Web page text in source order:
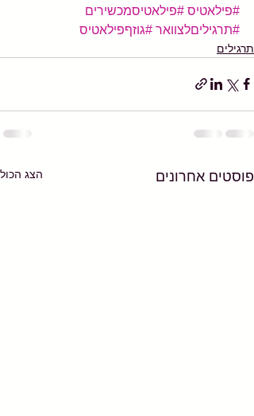
#פילאטיס #פילאטיסמכשירים
#תרגיליםלצוואר #גוזףפילאטיס
תרגילים
פוסטים אחרונים הצג הכול